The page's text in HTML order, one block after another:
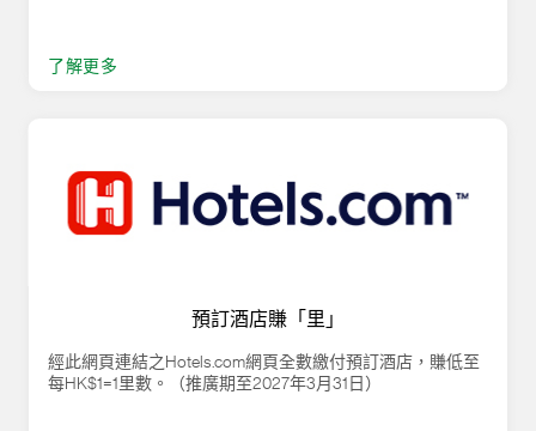
了解更多
預訂酒店賺「里」
經此網頁連結之Hotels.com網頁全數繳付預訂酒店，賺低至
每HK$1=1里數。（推廣期至2027年3月31日）